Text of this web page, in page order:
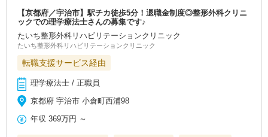
【京都府／宇治市】駅チカ徒歩5分！退職金制度◎整形外科クリニ
ックでの理学療法士さんの募集です♪
たいち整形外科リハビリテーションクリニック
たいち整形外科リハビリテーションクリニック
転職支援サービス経由
理学療法士 / 正職員
京都府 宇治市 小倉町西浦98
年収 369万円 ～